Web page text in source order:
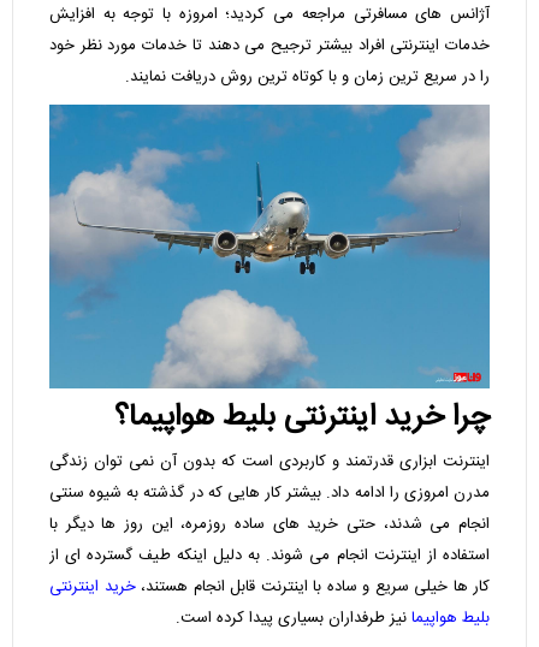
آژانس های مسافرتی مراجعه می کردید؛ امروزه با توجه به افزایش
خدمات اینترنتی افراد بیشتر ترجیح می دهند تا خدمات مورد نظر خود
را در سریع ترین زمان و با کوتاه ترین روش دریافت نمایند.
چرا خرید اینترنتی بلیط هواپیما؟
اینترنت ابزاری قدرتمند و کاربردی است که بدون آن نمی ‌توان زندگی
مدرن امروزی را ادامه داد. بیشتر کار هایی که در گذشته به شیوه سنتی
انجام می‌ شدند، حتی خرید های ساده روزمره، این روز ها دیگر با
استفاده از اینترنت انجام می ‌شوند. به دلیل اینکه طیف گسترده ‌ای از
کار ها خیلی سریع و ساده با اینترنت قابل انجام هستند،خرید اینترنتی
بلیط هواپیمانیز طرفداران بسیاری پیدا کرده است.